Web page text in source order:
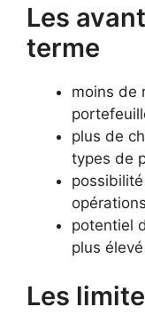
Les
terme
moins de
plus de
types de
potentiel
plus
Les